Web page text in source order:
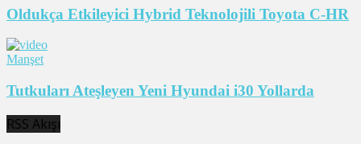
Oldukça Etkileyici Hybrid Teknolojili Toyota C-HR
Manşet
Tutkuları Ateşleyen Yeni Hyundai i30 Yollarda
RSS Akışı